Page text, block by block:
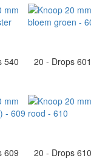
540 20 - Drops
609 20 - Drops